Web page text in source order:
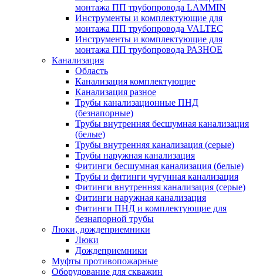
монтажа ПП трубопровода LAMMIN
Инструменты и комплектующие для
монтажа ПП трубопровода VALTEC
Инструменты и комплектующие для
монтажа ПП трубопровода РАЗНОЕ
Канализация
Область
Канализация комплектующие
Канализация разное
Трубы канализационные ПНД
(безнапорные)
Трубы внутренняя бесшумная канализация
(белые)
Трубы внутренняя канализация (серые)
Трубы наружная канализация
Фитинги бесшумная канализация (белые)
Трубы и фитинги чугунная канализация
Фитинги внутренняя канализация (серые)
Фитинги наружная канализация
Фитинги ПНД и комплектующие для
безнапорной трубы
Люки, дождеприемники
Люки
Дождеприемники
Муфты противопожарные
Оборудование для скважин